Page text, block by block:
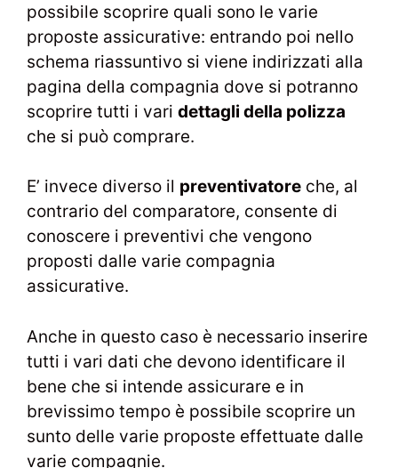
possibile scoprire quali sono le varie
proposte assicurative: entrando poi nello
schema riassuntivo si viene indirizzati alla
pagina della compagnia dove si potranno
scoprire tutti i vari dettagli della polizza
che si può comprare.
E’ invece diverso il preventivatore che, al
contrario del comparatore, consente di
conoscere i preventivi che vengono
proposti dalle varie compagnia
assicurative.
Anche in questo caso è necessario inserire
tutti i vari dati che devono identificare il
bene che si intende assicurare e in
brevissimo tempo è possibile scoprire un
sunto delle varie proposte effettuate dalle
varie compagnie.